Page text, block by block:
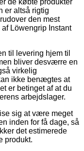
er altså rigtig
den mest
Löwengrip Instant
til levering hjem til
bliver desværre en
virkelig
ikke benægtes at
er betinget af at du
arbejdslager.
sig at være meget
inden for få dage, så
det estimerede
produkt.